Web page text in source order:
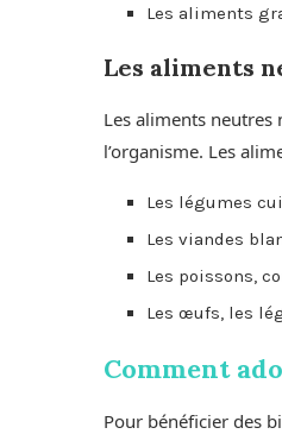
Les aliments
Les aliments
Les aliments
l’organisme. Les
Les légumes
Les viandes
Les poissons,
Les œufs, les
Comment
Pour bénéficier des